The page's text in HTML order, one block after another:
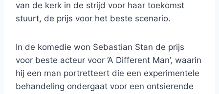
van de kerk in de strijd voor haar toekomst
stuurt, de prijs voor het beste scenario.
In de komedie won Sebastian Stan de prijs
voor beste acteur voor ‘A Different Man’, waarin
hij een man portretteert die een experimentele
behandeling ondergaat voor een ontsierende